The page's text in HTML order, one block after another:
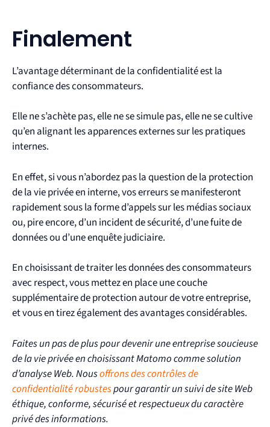
Finalement
L’avantage déterminant de la confidentialité est la
confiance des consommateurs.
Elle ne s’achète pas, elle ne se simule pas, elle ne se cultive
qu’en alignant les apparences externes sur les pratiques
internes.
En effet, si vous n’abordez pas la question de la protection
de la vie privée en interne, vos erreurs se manifesteront
rapidement sous la forme d’appels sur les médias sociaux
ou, pire encore, d’un incident de sécurité, d’une fuite de
données ou d’une enquête judiciaire.
En choisissant de traiter les données des consommateurs
avec respect, vous mettez en place une couche
supplémentaire de protection autour de votre entreprise,
et vous en tirez également des avantages considérables.
Faites un pas de plus pour devenir une entreprise soucieuse
de la vie privée en choisissant Matomo comme solution
d’analyse Web. Nousoffrons des contrôles de
confidentialité robustespour garantir un suivi de site Web
éthique, conforme, sécurisé et respectueux du caractère
privé des informations.